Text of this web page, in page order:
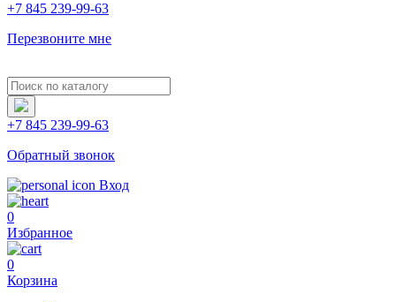
+7 845 239-99-63
Перезвоните мне
+7 845 239-99-63
Обратный звонок
Вход
0
Избранное
0
Корзина